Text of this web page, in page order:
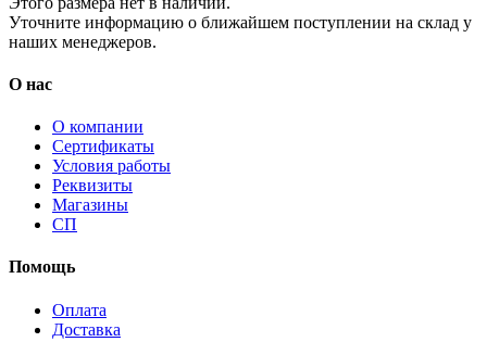
Уточните информацию о ближайшем поступлении на склад у
наших менеджеров.
О нас
О компании
Сертификаты
Условия работы
Реквизиты
Магазины
СП
Помощь
Оплата
Доставка